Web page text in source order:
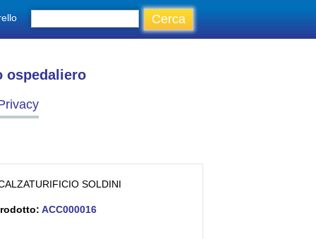
ospedaliero
SOLDINI
ACC000016